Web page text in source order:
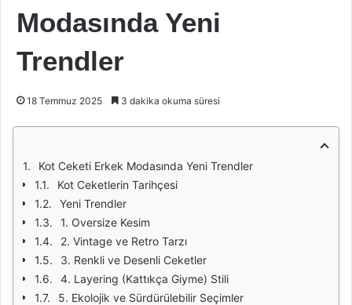
Modasında Yeni
Trendler
18 Temmuz 2025 3 dakika okuma süresi
Kot Ceketi Erkek Modasında Yeni Trendler
Kot Ceketlerin Tarihçesi
Yeni Trendler
1. Oversize Kesim
2. Vintage ve Retro Tarzı
3. Renkli ve Desenli Ceketler
4. Layering (Kattıkça Giyme) Stili
5. Ekolojik ve Sürdürülebilir Seçimler